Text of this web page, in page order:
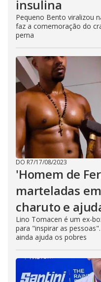
insulina
Pequeno Bento viralizou
faz a comemoração do
perna
DO R7/17/08/2023
'Homem de
marteladas
charuto e
Lino Tomacen é um ex-
para "inspirar as
ainda ajuda os pobres